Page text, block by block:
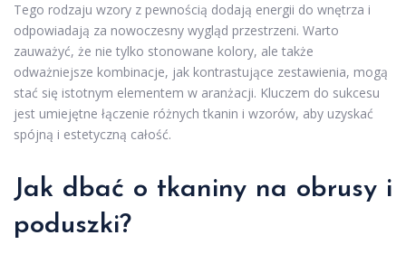
Tego rodzaju wzory z pewnością dodają energii do wnętrza i
odpowiadają za nowoczesny wygląd przestrzeni. Warto
zauważyć, że nie tylko stonowane kolory, ale także
odważniejsze kombinacje, jak kontrastujące zestawienia, mogą
stać się istotnym elementem w aranżacji. Kluczem do sukcesu
jest umiejętne łączenie różnych tkanin i wzorów, aby uzyskać
spójną i estetyczną całość.
Jak dbać o tkaniny na obrusy i
poduszki?